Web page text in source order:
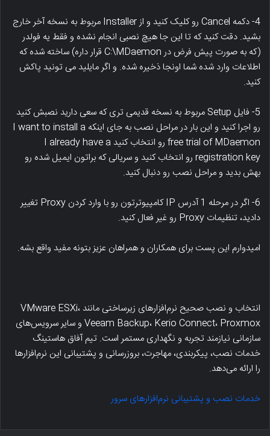
4- دکمه Cancel رو کلیک کنید و از Installer مربوط به نسخه آخر خارج
بشید. دقت کنید که تا این جا هیچ نصبی انجام نشده و فقط یه فولدر
(که به صورت پیش فرض در C:\MDaemon قرار داره) ساخته شده که
اطلاعات وارد شده شما اونجا ذخیره شده. و اگر مایلید می تونید پاکش
کنید.
5- فایل Setup مربوط به نسخه قدیمی تری که سعی دارید نصبش کنید
رو اجرا کنید و این بار در مراحل نصب به جای اینکه I want to install a
free trial of MDaemon رو انتخاب کنید I already have a
registration key رو انتخاب کنید و سریالی که براتون ایمیل شده رو
بهش بدید و مراحل نصب رو دنبال کنید.
6- اگر در مرحله 1 آدرس IP کامپیوترتون رو با وارد کردن Proxy تغییر
دادید، تنظیمات Proxy رو غیر فعال کنید.
امیدوارم این پست برای همکاران و همراهان عزیز بتونه مفید واقع بشه.
انتخاب و نصب صحیح نرم‌افزارهای زیرساختی مانند VMware ESXi،
Veeam Backup، Kerio Connect، Proxmox و سایر سرویس‌های
سازمانی نیازمند تجربه و نگهداری مستمر است. تیم آفاق هاستینگ
خدمات نصب، پیکربندی، مهاجرت، بروزرسانی و پشتیبانی این نرم‌افزارها
را ارائه می‌دهد.
خدمات نصب و پشتیبانی نرم‌افزارهای سرور